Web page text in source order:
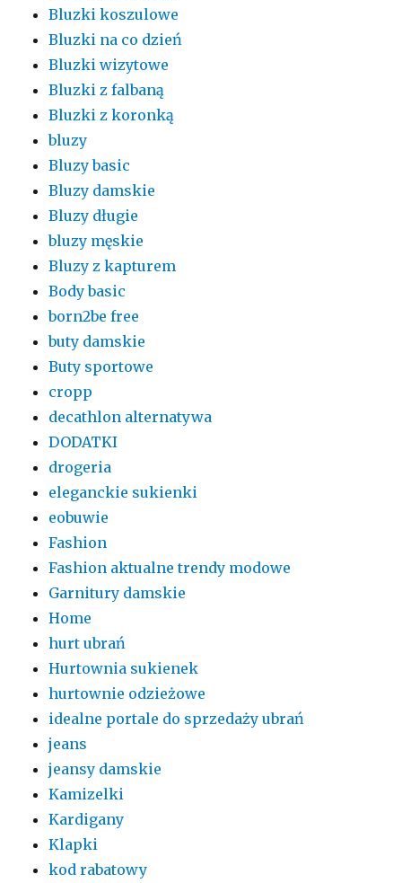
Bluzki koszulowe
Bluzki na co dzień
Bluzki wizytowe
Bluzki z falbaną
Bluzki z koronką
bluzy
Bluzy basic
Bluzy damskie
Bluzy długie
bluzy męskie
Bluzy z kapturem
Body basic
born2be free
buty damskie
Buty sportowe
cropp
decathlon alternatywa
DODATKI
drogeria
eleganckie sukienki
eobuwie
Fashion
Fashion aktualne trendy modowe
Garnitury damskie
Home
hurt ubrań
Hurtownia sukienek
hurtownie odzieżowe
idealne portale do sprzedaży ubrań
jeans
jeansy damskie
Kamizelki
Kardigany
Klapki
kod rabatowy